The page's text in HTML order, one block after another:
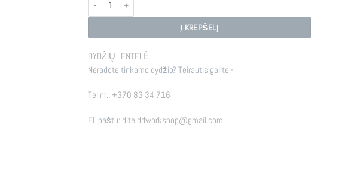
Į KREPŠELĮ
DYDŽIŲ LENTELĖ
Neradote tinkamo dydžio? Teirautis galite -
Tel nr.: +370 83 34 716
El. paštu: dite.ddworkshop@gmail.com